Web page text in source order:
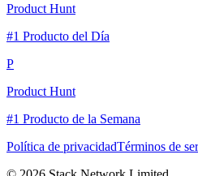
Product Hunt
#1 Producto del Día
P
Product Hunt
#1 Producto de la Semana
Política de privacidadTérminos de